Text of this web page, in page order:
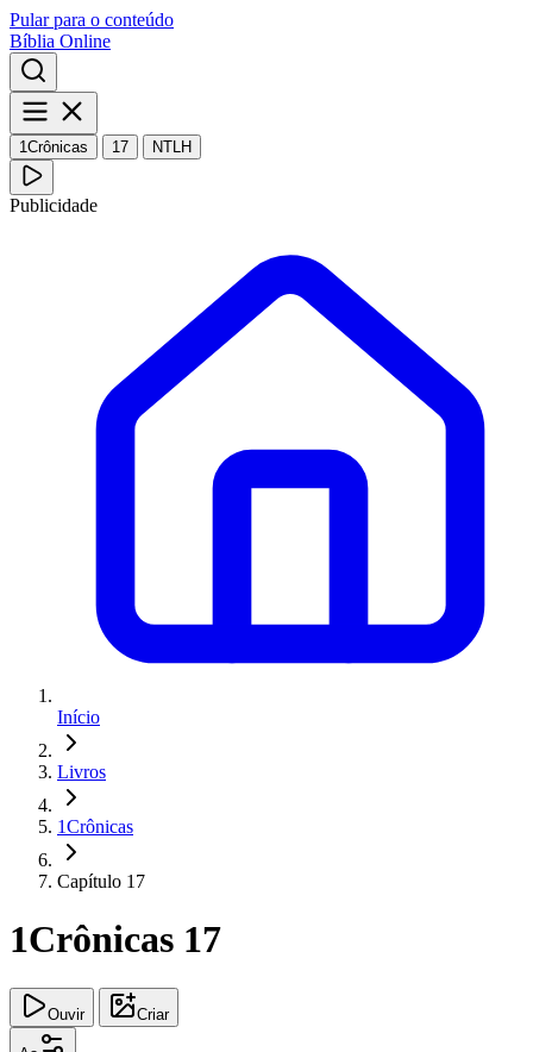
Pular para o conteúdo
Bíblia Online
1Crônicas 17 NTLH
Publicidade
Início
Livros
1Crônicas
Capítulo 17
1Crônicas 17
Ouvir Criar